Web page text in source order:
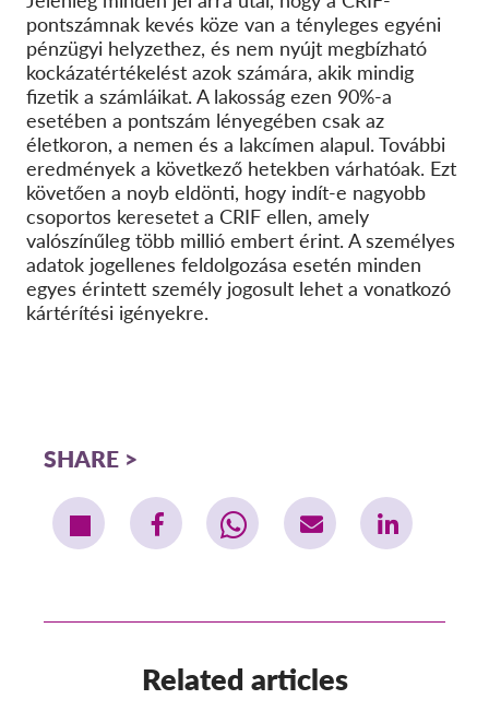
pontszámnak kevés köze van a tényleges egyéni
pénzügyi helyzethez, és nem nyújt megbízható
kockázatértékelést azok számára, akik mindig
fizetik a számláikat. A lakosság ezen 90%-a
esetében a pontszám lényegében csak az
életkoron, a nemen és a lakcímen alapul. További
eredmények a következő hetekben várhatóak. Ezt
követően a noyb eldönti, hogy indít-e nagyobb
csoportos keresetet a CRIF ellen, amely
valószínűleg több millió embert érint. A személyes
adatok jogellenes feldolgozása esetén minden
egyes érintett személy jogosult lehet a vonatkozó
kártérítési igényekre.
SHARE
Related articles